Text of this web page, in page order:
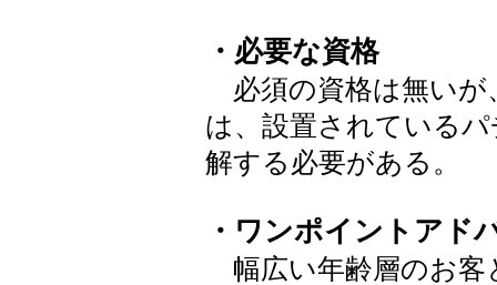
・必要な資格
必須の資格は無いが
は、設置されている
解する必要がある。
・ワンポイントアド
幅広い年齢層のお客